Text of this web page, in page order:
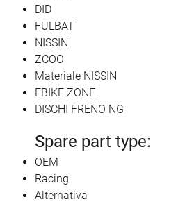
DID
FULBAT
NISSIN
ZCOO
Materiale NISSIN
EBIKE ZONE
DISCHI FRENO NG
Spare part type:
OEM
Racing
Alternativa